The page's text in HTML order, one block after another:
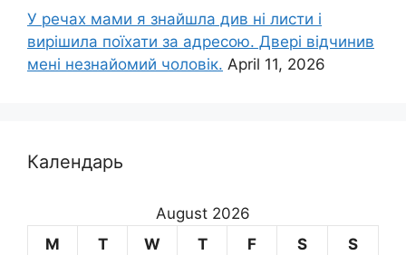
У речах мами я знайшла див ні листи і
вирішила поїхати за адресою. Двері відчинив
мені незнайомий чоловік. April 11, 2026
Календарь
August 2026
M
T W T F S S